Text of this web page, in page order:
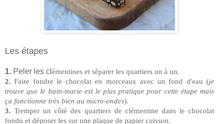
Les étapes
1. Peler les cl émentines et séparer les quartiers un à un.
2.Faire fondre le chocolat en morceaux avec un fond d'eau (je
trouve que le bain-marie est le plus pratique pour cette étape mais
ça fonctionne très bien au micro-ondes).
3. Tremper un côté des quartiers de clémentine dans le chocolat
fondu et déposer les sur une plaque de papier cuisson.